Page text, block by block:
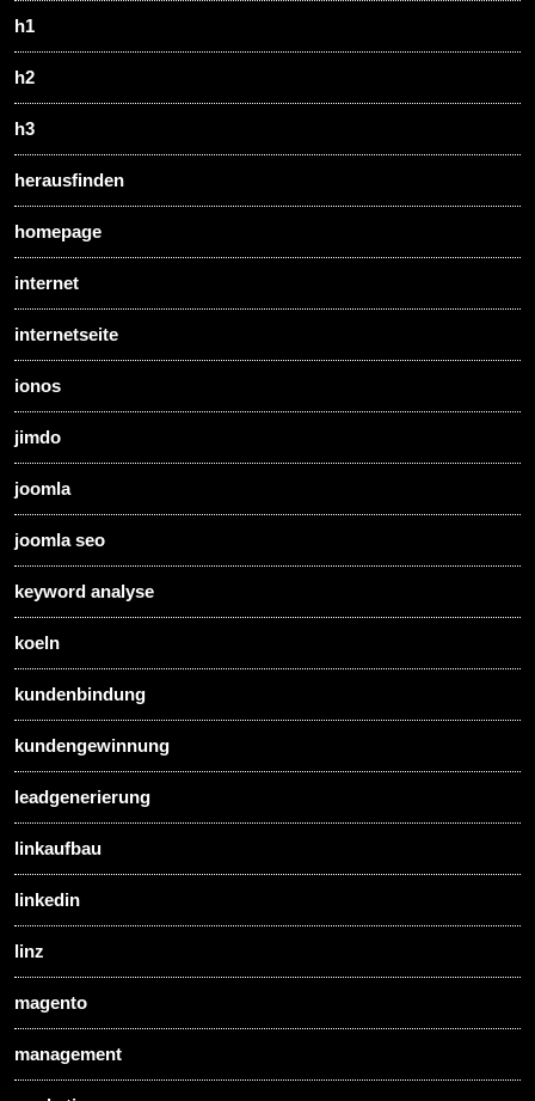
h1
h2
h3
herausfinden
homepage
internet
internetseite
ionos
jimdo
joomla
joomla seo
keyword analyse
koeln
kundenbindung
kundengewinnung
leadgenerierung
linkaufbau
linkedin
linz
magento
management